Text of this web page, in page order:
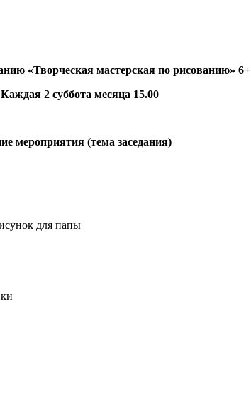
«Творческая мастерская по рисованию» 6+
Каждая 2 суббота месяца 15.00
мероприятия (тема заседания)
для папы